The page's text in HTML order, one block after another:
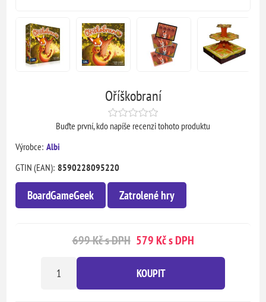
Oříškobraní
Buďte první, kdo napíše recenzi tohoto produktu
Výrobce: Albi
GTIN (EAN): 8590228095220
BoardGameGeek Zatrolené hry
699 Kč s DPH 579 Kč s DPH
KOUPIT